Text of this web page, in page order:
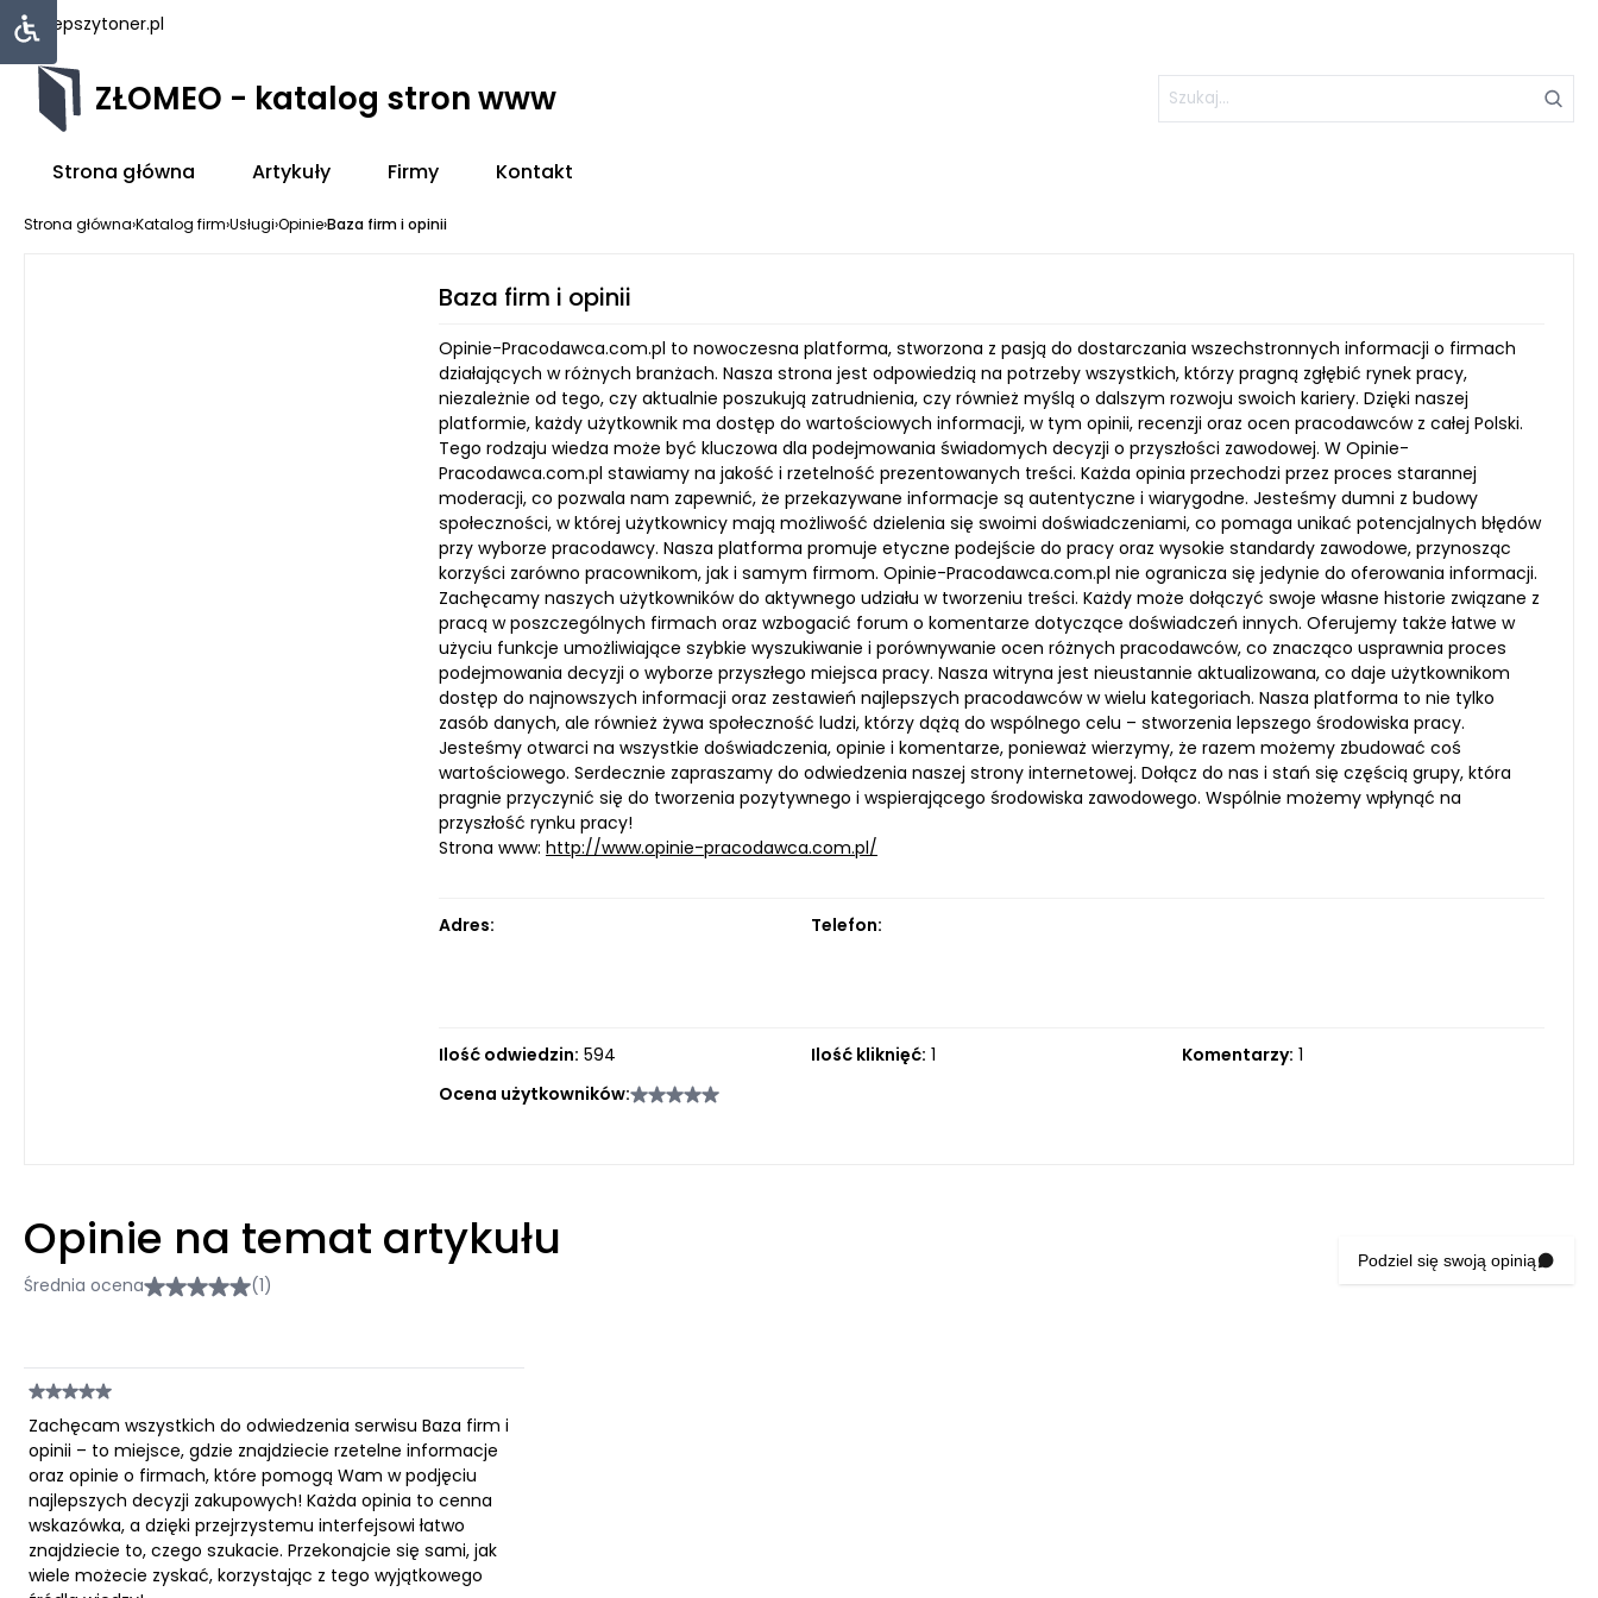
najlepszytoner.pl
ZŁOMEO - katalog stron www
Strona główna Artykuły Firmy Kontakt
Strona główna›Katalog firm›Usługi›Opinie›Baza firm i opinii
Baza firm i opinii
Opinie-Pracodawca.com.pl to nowoczesna platforma, stworzona z pasją do dostarczania wszechstronnych informacji o firmach
działających w różnych branżach. Nasza strona jest odpowiedzią na potrzeby wszystkich, którzy pragną zgłębić rynek pracy,
niezależnie od tego, czy aktualnie poszukują zatrudnienia, czy również myślą o dalszym rozwoju swoich kariery. Dzięki naszej
platformie, każdy użytkownik ma dostęp do wartościowych informacji, w tym opinii, recenzji oraz ocen pracodawców z całej Polski.
Tego rodzaju wiedza może być kluczowa dla podejmowania świadomych decyzji o przyszłości zawodowej. W Opinie-
Pracodawca.com.pl stawiamy na jakość i rzetelność prezentowanych treści. Każda opinia przechodzi przez proces starannej
moderacji, co pozwala nam zapewnić, że przekazywane informacje są autentyczne i wiarygodne. Jesteśmy dumni z budowy
społeczności, w której użytkownicy mają możliwość dzielenia się swoimi doświadczeniami, co pomaga unikać potencjalnych błędów
przy wyborze pracodawcy. Nasza platforma promuje etyczne podejście do pracy oraz wysokie standardy zawodowe, przynosząc
korzyści zarówno pracownikom, jak i samym firmom. Opinie-Pracodawca.com.pl nie ogranicza się jedynie do oferowania informacji.
Zachęcamy naszych użytkowników do aktywnego udziału w tworzeniu treści. Każdy może dołączyć swoje własne historie związane z
pracą w poszczególnych firmach oraz wzbogacić forum o komentarze dotyczące doświadczeń innych. Oferujemy także łatwe w
użyciu funkcje umożliwiające szybkie wyszukiwanie i porównywanie ocen różnych pracodawców, co znacząco usprawnia proces
podejmowania decyzji o wyborze przyszłego miejsca pracy. Nasza witryna jest nieustannie aktualizowana, co daje użytkownikom
dostęp do najnowszych informacji oraz zestawień najlepszych pracodawców w wielu kategoriach. Nasza platforma to nie tylko
zasób danych, ale również żywa społeczność ludzi, którzy dążą do wspólnego celu – stworzenia lepszego środowiska pracy.
Jesteśmy otwarci na wszystkie doświadczenia, opinie i komentarze, ponieważ wierzymy, że razem możemy zbudować coś
wartościowego. Serdecznie zapraszamy do odwiedzenia naszej strony internetowej. Dołącz do nas i stań się częścią grupy, która
pragnie przyczynić się do tworzenia pozytywnego i wspierającego środowiska zawodowego. Wspólnie możemy wpłynąć na
przyszłość rynku pracy!
Strona www: http://www.opinie-pracodawca.com.pl/
Adres: Telefon:
Ilość odwiedzin: 594 Ilość kliknięć: 1 Komentarzy: 1
Ocena użytkowników:
Opinie na temat artykułu
Średnia ocena (1)
Podziel się swoją opinią
Zachęcam wszystkich do odwiedzenia serwisu Baza firm i
opinii – to miejsce, gdzie znajdziecie rzetelne informacje
oraz opinie o firmach, które pomogą Wam w podjęciu
najlepszych decyzji zakupowych! Każda opinia to cenna
wskazówka, a dzięki przejrzystemu interfejsowi łatwo
znajdziecie to, czego szukacie. Przekonajcie się sami, jak
wiele możecie zyskać, korzystając z tego wyjątkowego